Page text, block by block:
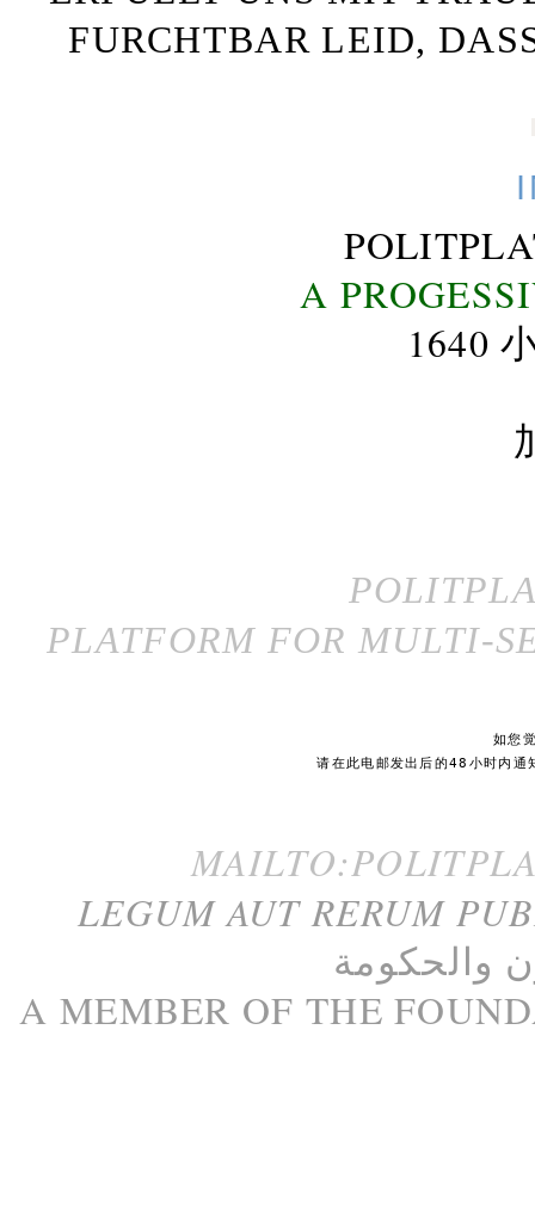
FURCHTBAR LEID,
A
1640
PLATFORM FOR MULTI-
如您
请在此电邮发出后的48小时内通
LEGUM AUT RERUM
والحكومة
A MEMBER OF THE